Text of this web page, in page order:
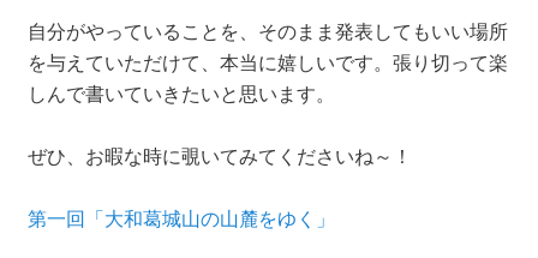
自分がやっていることを、そのまま発表してもいい場所
を与えていただけて、本当に嬉しいです。張り切って楽
しんで書いていきたいと思います。
ぜひ、お暇な時に覗いてみてくださいね～！
第一回「大和葛城山の山麓をゆく」